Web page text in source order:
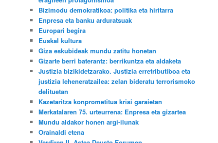
Bizimodu demokratikoa: politika eta hiritarra
Enpresa eta banku arduratsuak
Europari begira
Euskal kultura
Giza eskubideak mundu zatitu honetan
Gizarte berri baterantz: berrikuntza eta aldaketa
Justizia bizikidetzarako. Justizia erretributiboa eta
justizia leheneratzailea: zelan bideratu terrorismoko
delituetan
Kazetaritza konprometitua krisi garaietan
Merkatalaren 75. urteurrena: Enpresa eta gizartea
Mundu aldakor honen argi-ilunak
Orainaldi etena